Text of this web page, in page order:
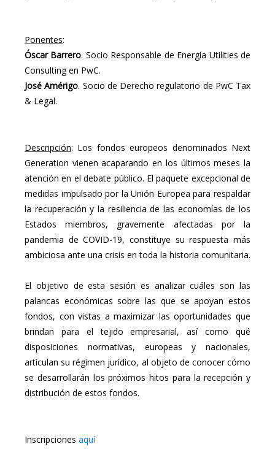
Ponentes:
Óscar Barrero. Socio Responsable de Energía Utilities de
Consulting en PwC.
José Amérigo. Socio de Derecho regulatorio de PwC Tax
& Legal.
Descripción: Los fondos europeos denominados Next
Generation vienen acaparando en los últimos meses la
atención en el debate público. El paquete excepcional de
medidas impulsado por la Unión Europea para respaldar
la recuperación y la resiliencia de las economías de los
Estados miembros, gravemente afectadas por la
pandemia de COVID-19, constituye su respuesta más
ambiciosa ante una crisis en toda la historia comunitaria.
El objetivo de esta sesión es analizar cuáles son las
palancas económicas sobre las que se apoyan estos
fondos, con vistas a maximizar las oportunidades que
brindan para el tejido empresarial, así como qué
disposiciones normativas, europeas y nacionales,
articulan su régimen jurídico, al objeto de conocer cómo
se desarrollarán los próximos hitos para la recepción y
distribución de estos fondos.
Inscripciones aquí